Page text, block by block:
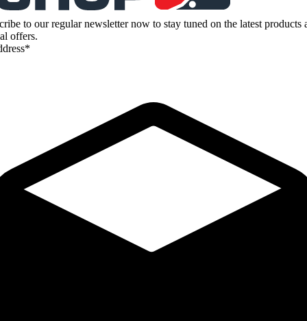
to our regular newsletter now to stay tuned on the latest products
offers.